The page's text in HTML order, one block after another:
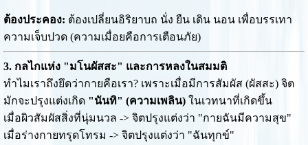
ต้องประคอง: ต้องเปลี่ยนอิริยาบถ นั่ง ยืน เดิน นอน เพื่อบรรเทา
ความเจ็บปวด (ความเมื่อยคือการเตือนภัย)
3. กลไกแห่ง "มโนผัสสะ" และการหลงในสมมติ
ทำไมเราถึงยึดว่ากายคือเรา? เพราะเมื่อมีการสัมผัส (ผัสสะ) จิต
มักจะปรุงแต่งเกิด "นันทิ" (ความเพลิน)ในเวทนาที่เกิดขึ้น
เมื่อผิวสัมผัสสิ่งที่นุ่มนวล -> จิตปรุงแต่งว่า "กายฉันมีความสุข"
เมื่อร่างกายทรุดโทรม -> จิตปรุงแต่งว่า "ฉันทุกข์"